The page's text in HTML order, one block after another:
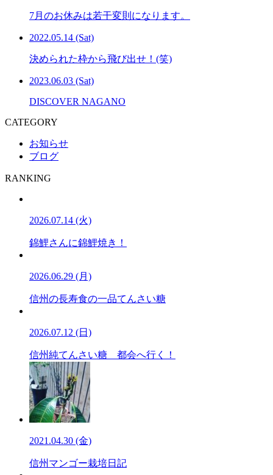
7月のお休みは若干変則になります。
2022.05.14 (Sat)
決められた枠から飛び出せ！(笑)
2023.06.03 (Sat)
DISCOVER NAGANO
CATEGORY
お知らせ
ブログ
RANKING
2026.07.14 (火)
錦鯉さんに錦鯉焼き！
2026.06.29 (月)
信州の長寿食の一品てんさい糖
2026.07.12 (日)
信州純てんさい糖 都会へ行く！
2021.04.30 (金)
信州マンゴー栽培日記